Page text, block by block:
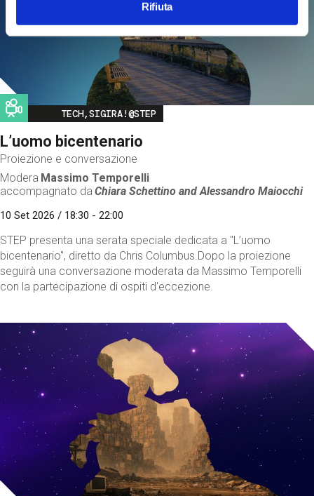
Rifiuta
Image
TECH,SIGIRA!@STEP
L’uomo bicentenario
Proiezione e conversazione
Modera Massimo Temporelli
accompagnato da Chiara Schettino andAlessandro Maiocchi
10 Set 2026 / 18:30 - 22:00
STEP presenta una serata speciale dedicata a "L’uomo
bicentenario", diretto da Chris Columbus.Dopo la proiezione
seguirà una conversazione moderata da Massimo Temporelli
con la partecipazione di ospiti d'eccezione.